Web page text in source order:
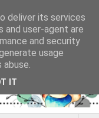
deliver its services
and user-agent are
and security
usage
IT